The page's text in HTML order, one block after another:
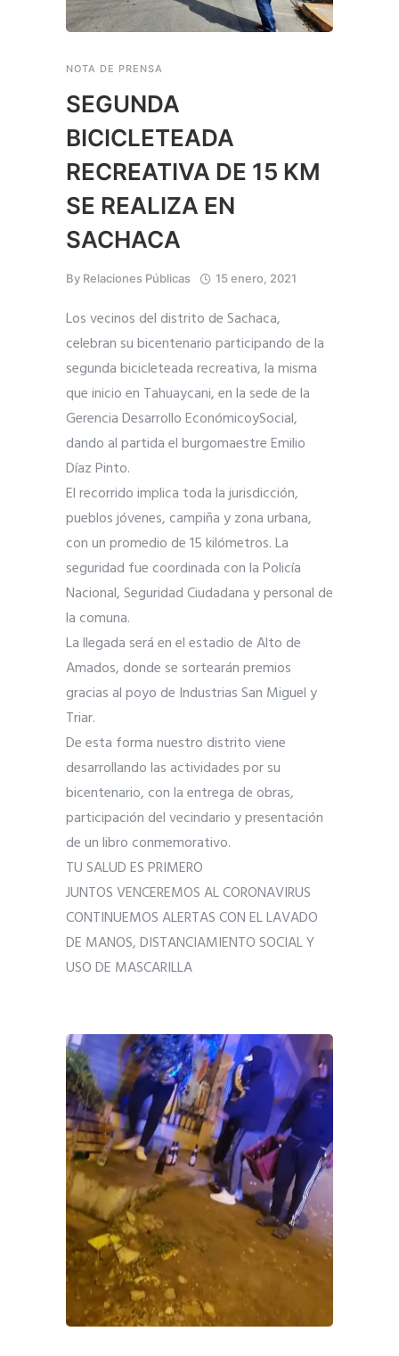
NOTA DE PRENSA
SEGUNDA
BICICLETEADA
RECREATIVA DE 15 KM
SE REALIZA EN
SACHACA
By Relaciones Públicas 15 enero, 2021
Los vecinos del distrito de Sachaca,
celebran su bicentenario participando de la
segunda bicicleteada recreativa, la misma
que inicio en Tahuaycani, en la sede de la
Gerencia Desarrollo EconómicoySocial,
dando al partida el burgomaestre Emilio
Díaz Pinto.
El recorrido implica toda la jurisdicción,
pueblos jóvenes, campiña y zona urbana,
con un promedio de 15 kilómetros. La
seguridad fue coordinada con la Policía
Nacional, Seguridad Ciudadana y personal de
la comuna.
La llegada será en el estadio de Alto de
Amados, donde se sortearán premios
gracias al poyo de Industrias San Miguel y
Triar.
De esta forma nuestro distrito viene
desarrollando las actividades por su
bicentenario, con la entrega de obras,
participación del vecindario y presentación
de un libro conmemorativo.
TU SALUD ES PRIMERO
JUNTOS VENCEREMOS AL CORONAVIRUS
CONTINUEMOS ALERTAS CON EL LAVADO
DE MANOS, DISTANCIAMIENTO SOCIAL Y
USO DE MASCARILLA